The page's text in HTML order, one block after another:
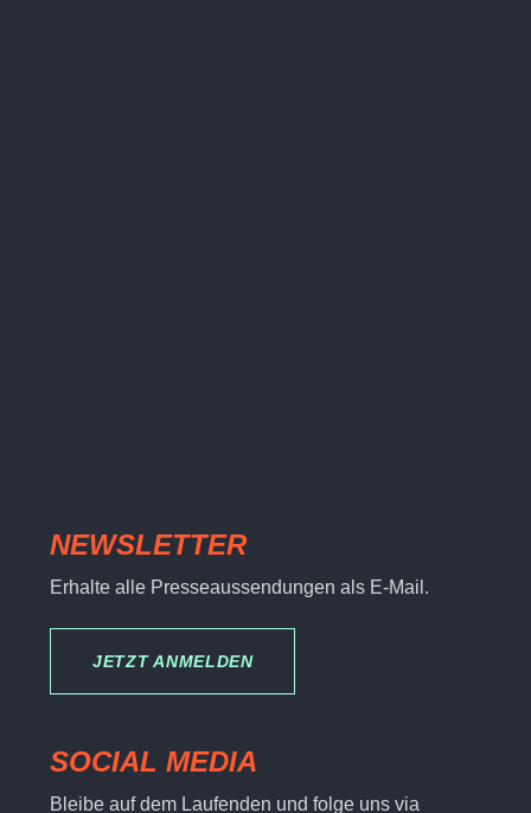
NEWSLETTER
Erhalte alle Presseaussendungen als E-Mail.
JETZT ANMELDEN
SOCIAL MEDIA
Bleibe auf dem Laufenden und folge uns via